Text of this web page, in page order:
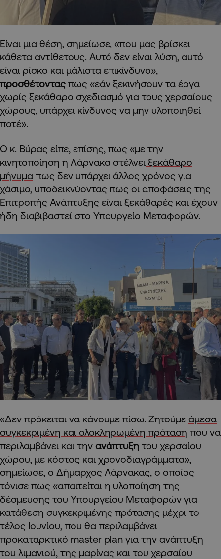
Είναι μια θέση, σημείωσε, «που μας βρίσκει
κάθετα αντίθετους. Αυτό δεν είναι λύση, αυτό
είναι ρίσκο και μάλιστα επικίνδυνο»,
προσθέτοντας πως «εάν ξεκινήσουν τα έργα
χωρίς ξεκάθαρο σχεδιασμό για τους χερσαίους
χώρους, υπάρχει κίνδυνος να μην υλοποιηθεί
ποτέ».
Ο κ. Βύρας είπε, επίσης, πως «με την
κινητοποίηση η Λάρνακα στέλνει ξεκάθαρο
μήνυμα πως δεν υπάρχει άλλος χρόνος για
χάσιμο, υποδεικνύοντας πως οι αποφάσεις της
Επιτροπής Ανάπτυξης είναι ξεκάθαρές και έχουν
ήδη διαβιβαστεί στο Υπουργείο Μεταφορών.
«Δεν πρόκειται να κάνουμε πίσω. Ζητούμε άμεσα
συγκεκριμένη και ολοκληρωμένη πρόταση που να
περιλαμβάνει και την ανάπτυξη του χερσαίου
χώρου, με κόστος και χρονοδιαγράμματα»,
σημείωσε, ο Δήμαρχος Λάρνακας, ο οποίος
τόνισε πως «απαιτείται η υλοποίηση της
δέσμευσης του Υπουργείου Μεταφορών για
κατάθεση συγκεκριμένης πρότασης μέχρι το
τέλος Ιουνίου, που θα περιλαμβάνει
προκαταρκτικό master plan για την ανάπτυξη
του λιμανιού, της μαρίνας και του χερσαίου